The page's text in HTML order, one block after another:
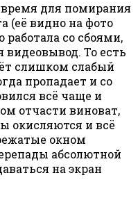
для помирания
(её видно на фото
со сбоями,
видеовывод. То есть
слишком слабый
пропадает и со
всё чаще и
отчасти виноват,
окисляются и всё
окном
абсолютной
на экран